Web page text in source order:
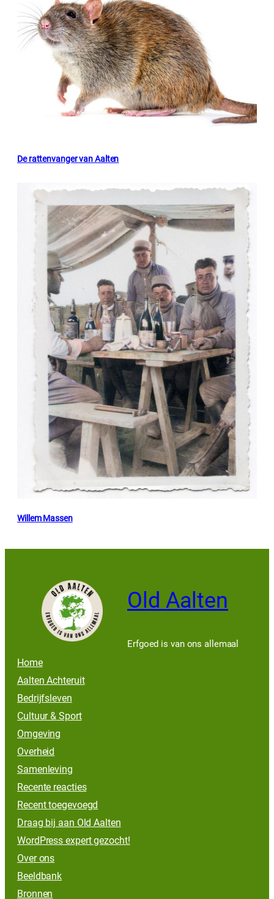
De rattenvanger van Aalten
Willem Massen
Old Aalten
Erfgoed is van ons allemaal
Home
Aalten Achteruit
Bedrijfsleven
Cultuur & Sport
Omgeving
Overheid
Samenleving
Recente reacties
Recent toegevoegd
Draag bij aan Old Aalten
WordPress expert gezocht!
Over ons
Beeldbank
Bronnen